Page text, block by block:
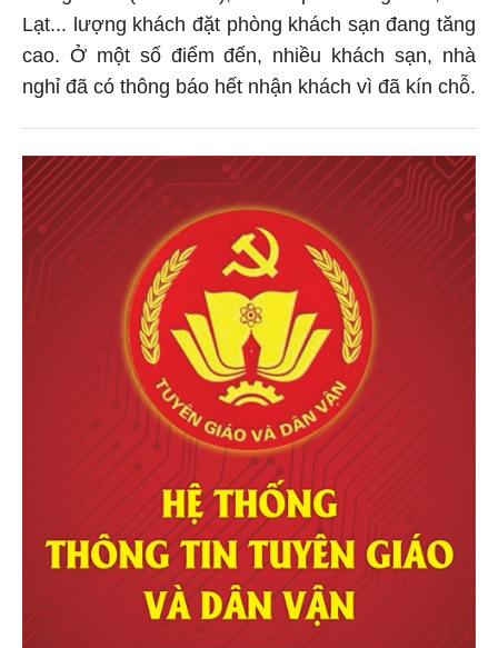
Lạt... lượng khách đặt phòng khách sạn đang tăng
cao. Ở một số điểm đến, nhiều khách sạn, nhà
nghỉ đã có thông báo hết nhận khách vì đã kín chỗ.